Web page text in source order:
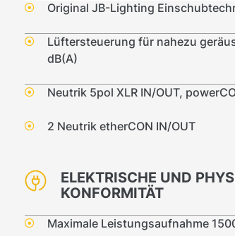
Original JB-Lighting
Lüftersteuerung für nahezu
dB(A)
Neutrik 5pol XLR IN/OUT,
2 Neutrik etherCON IN/OUT
ELEKTRISCHE UND
KONFORMITÄT
Maximale Leistungsaufnahme